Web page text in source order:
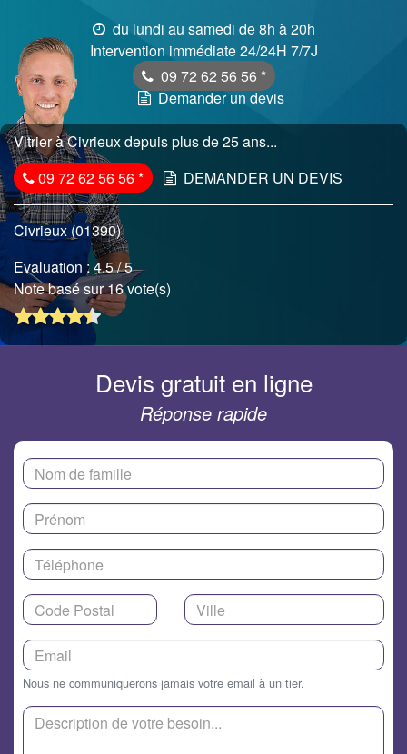
du lundi au samedi de 8h à 20h
Intervention immédiate 24/24H 7/7J
09 72 62 56 56 *
Demander un devis
Vitrier à Civrieux depuis plus de 25 ans...
09 72 62 56 56* DEMANDER UN DEVIS
Civrieux (01390)
Evaluation :4.5/ 5
Note basé sur 16 vote(s)
Devis gratuit en ligne
Réponse rapide
Nous ne communiquerons jamais votre email à un tier.